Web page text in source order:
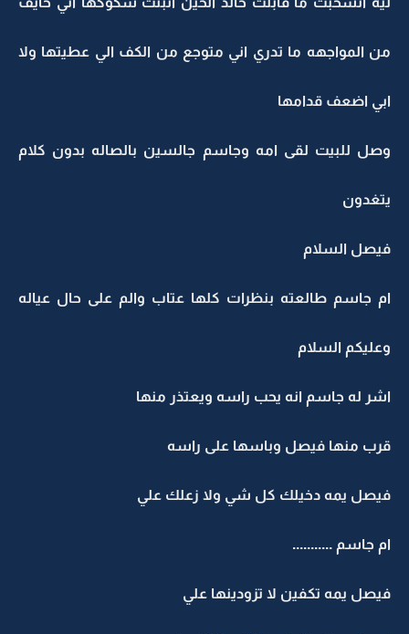
من المواجهه ما تدري اني متوجع من الكف الي عطيتها ولا
ابي اضعف قدامها
وصل للبيت لقى امه وجاسم جالسين بالصاله بدون كلام
يتغدون
فيصل السلام
ام جاسم طالعته بنظرات كلها عتاب والم على حال عياله
وعليكم السلام
اشر له جاسم انه يحب راسه ويعتذر منها
قرب منها فيصل وباسها على راسه
فيصل يمه دخيلك كل شي ولا زعلك علي
ام جاسم ...........
فيصل يمه تكفين لا تزودينها علي